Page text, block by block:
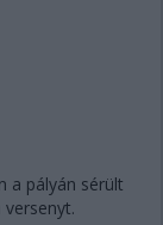
a pályán sérült